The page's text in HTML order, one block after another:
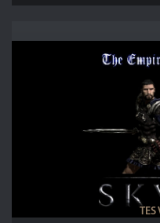
TES